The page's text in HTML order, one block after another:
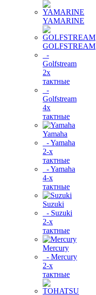
YAMARINE
GOLFSTREAM
-
Golfstream
2х
тактные
-
Golfstream
4х
тактные
Yamaha
- Yamaha
2-х
тактные
- Yamaha
4-х
тактные
Suzuki
- Suzuki
2-х
тактные
Mercury
- Mercury
2-х
тактные